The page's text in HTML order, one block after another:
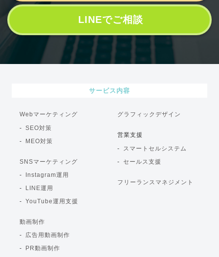
LINEでご相談
サービス内容
Webマーケティング
SEO対策
MEO対策
SNSマーケティング
Instagram運用
LINE運用
YouTube運用支援
動画制作
広告用動画制作
PR動画制作
グラフィックデザイン
営業支援
スマートセルシステム
セールス支援
フリーランスマネジメント